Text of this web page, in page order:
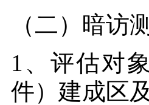
（二）暗访
1、评估对
件）建成区